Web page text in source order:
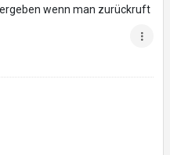
wenn man zurückruft